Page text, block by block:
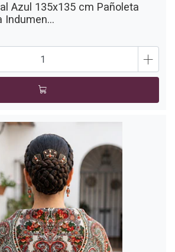
Azul 135x135 cm Pañoleta
Indumen...
+